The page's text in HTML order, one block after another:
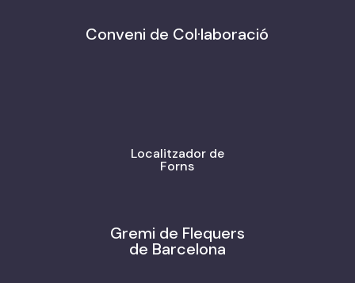
Conveni de Col·laboració
Localitzador de
Forns
Gremi de Flequers
de Barcelona